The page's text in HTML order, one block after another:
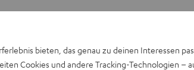
bieten, das genau zu deinen Interessen
Cookies und andere Tracking-Technologien –